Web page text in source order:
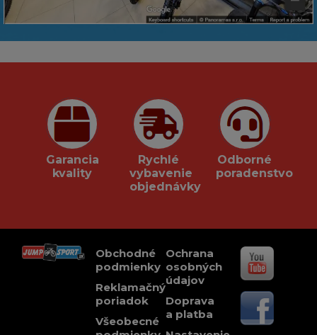
Garancia
kvality
Rychlé
vybavenie
objednávky
Odborné
poradenstvo
Obchodné
podmienky
Reklamačný
poriadok
Všeobecné
Ochrana
osobných
údajov
Doprava
a platba